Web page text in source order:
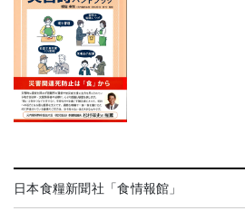
日本食糧新聞社「食情報館」